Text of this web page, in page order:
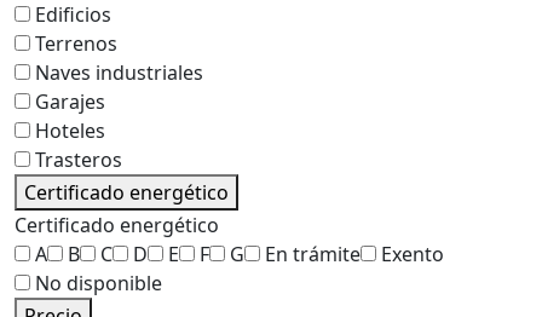
Edificios
Terrenos
Naves industriales
Garajes
Hoteles
Trasteros
Certificado energético
Certificado energético
A
B C D E F G En trámite
Exento
No disponible